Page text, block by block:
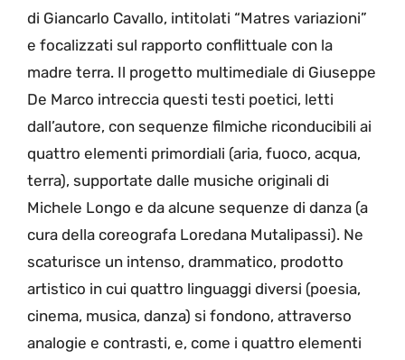
di Giancarlo Cavallo, intitolati “Matres variazioni”
e focalizzati sul rapporto conflittuale con la
madre terra. Il progetto multimediale di Giuseppe
De Marco intreccia questi testi poetici, letti
dall’autore, con sequenze filmiche riconducibili ai
quattro elementi primordiali (aria, fuoco, acqua,
terra), supportate dalle musiche originali di
Michele Longo e da alcune sequenze di danza (a
cura della coreografa Loredana Mutalipassi). Ne
scaturisce un intenso, drammatico, prodotto
artistico in cui quattro linguaggi diversi (poesia,
cinema, musica, danza) si fondono, attraverso
analogie e contrasti, e, come i quattro elementi